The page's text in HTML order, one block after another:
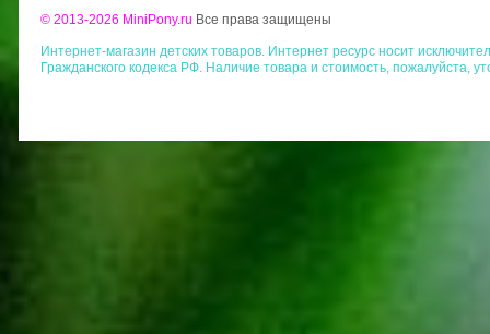
© 2013-2026 MiniPony.ru Все права защищены
Интернет-магазин детских товаров. Интернет ресурс носит
Гражданского кодекса РФ. Наличие товара и стоимость, пожалуйста,